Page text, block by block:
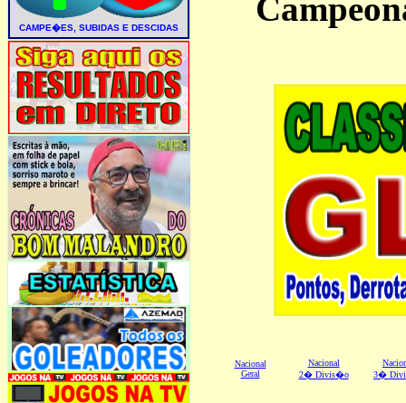
Nacional
Geral
Nacional
2� Divis�o
3�